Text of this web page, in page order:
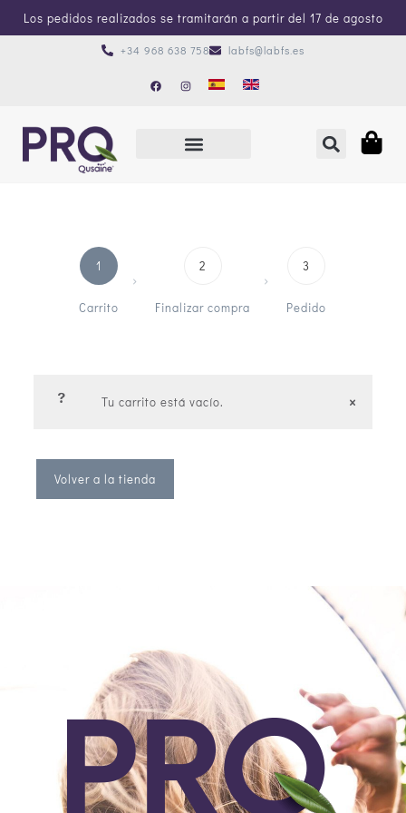
Los pedidos realizados se tramitarán a partir del 17 de agosto
+34 968 638 758 labfs@labfs.es
1
Carrito
2
Finalizar compra
3
Pedido
Tu carrito está vacío.
Volver a la tienda